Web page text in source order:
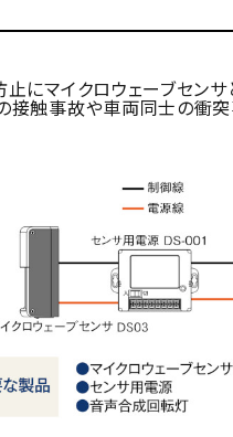
にマイクロウェーブセンサ
触事故や車両同士の衝突